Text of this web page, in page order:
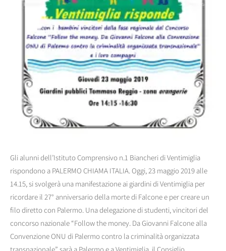
Gli alunni dell’Istituto Comprensivo n.1 Biancheri di Ventimiglia
rispondono a PALERMO CHIAMA ITALIA. Oggi, 23 maggio 2019 alle
14.15, si svolgerà una manifestazione ai giardini di Ventimiglia per
ricordare il 27° anniversario della morte di Falcone e per creare un
filo diretto con Palermo. Una delegazione di studenti, vincitori del
concorso nazionale “Follow the money. Da Giovanni Falcone alla
Convenzione ONU di Palermo contro la criminalità organizzata
transnazionale” sarà a Palermo e a Ventimiglia, il Consiglio